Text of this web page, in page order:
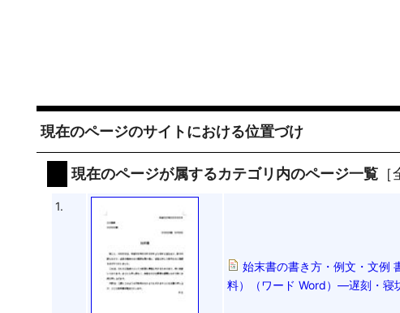
現在のページのサイトにおける位置づけ
現在のページが属するカテゴリ内のページ一覧
1.
始末書の書き方・例文・文例
料）（ワード Word）―遅刻・寝